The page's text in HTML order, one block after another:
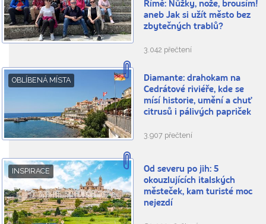
Římě: Nůžky, nože, brousím!
aneb Jak si užít město bez
zbytečných trablů?
3.042 přečtení
OBLÍBENÁ MÍSTA
Diamante: drahokam na
Cedrátové riviéře, kde se
mísí historie, umění a chuť
citrusů i pálivých papriček
3.907 přečtení
INSPIRACE
Od severu po jih: 5
okouzlujících italských
městeček, kam turisté moc
nejezdí